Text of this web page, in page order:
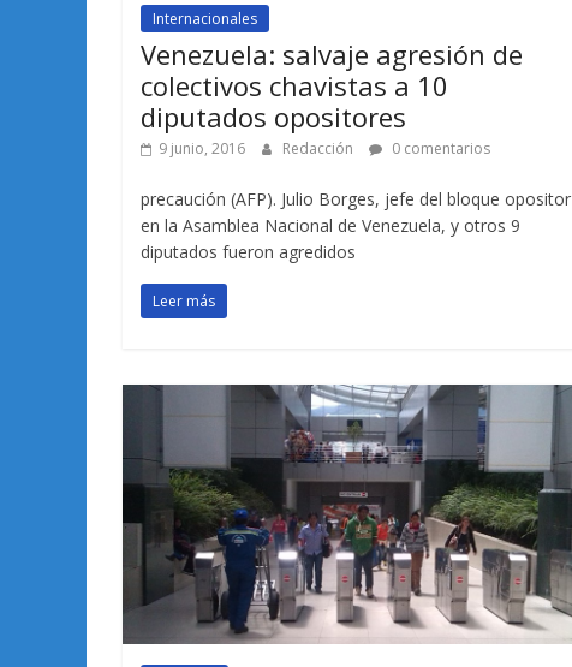
Internacionales
Venezuela: salvaje agresión de
colectivos chavistas a 10
diputados opositores
9 junio, 2016 Redacción 0 comentarios
precaución (AFP). Julio Borges, jefe del bloque opositor
en la Asamblea Nacional de Venezuela, y otros 9
diputados fueron agredidos
Leer más